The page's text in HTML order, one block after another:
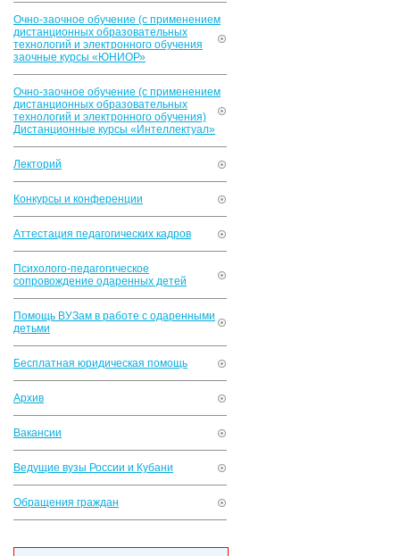
Очно-заочное обучение (с применением
дистанционных образовательных
технологий и электронного обучения
заочные курсы «ЮНИОР»
Очно-заочное обучение (с применением
дистанционных образовательных
технологий и электронного обучения)
Дистанционные курсы «Интеллектуал»
Лекторий
Конкурсы и конференции
Аттестация педагогических кадров
Психолого-педагогическое
сопровождение одаренных детей
Помощь ВУЗам в работе с одаренными
детьми
Бесплатная юридическая помощь
Архив
Вакансии
Ведущие вузы России и Кубани
Обращения граждан